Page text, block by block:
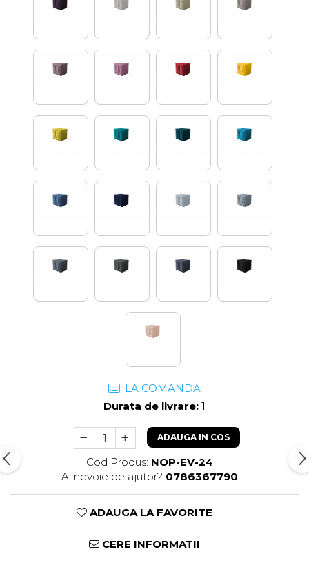
LA COMANDA
Durata de livrare: 1
ADAUGA IN COS
Cod Produs: NOP-EV-24
Ai nevoie de ajutor? 0786367790
ADAUGA LA FAVORITE
CERE INFORMATII